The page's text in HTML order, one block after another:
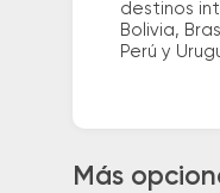
destinos
Bolivia,
Perú y
Más